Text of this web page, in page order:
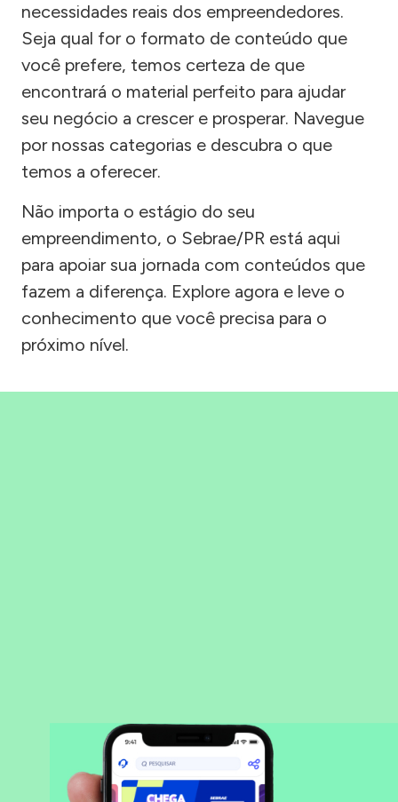
necessidades reais dos empreendedores.
Seja qual for o formato de conteúdo que
você prefere, temos certeza de que
encontrará o material perfeito para ajudar
seu negócio a crescer e prosperar. Navegue
por nossas categorias e descubra o que
temos a oferecer.
Não importa o estágio do seu
empreendimento, o Sebrae/PR está aqui
para apoiar sua jornada com conteúdos que
fazem a diferença. Explore agora e leve o
conhecimento que você precisa para o
próximo nível.